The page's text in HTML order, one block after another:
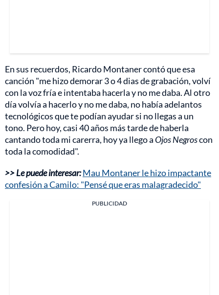
En sus recuerdos, Ricardo Montaner contó que esa
canción "me hizo demorar 3 o 4 dias de grabación, volví
con la voz fría e intentaba hacerla y no me daba. Al otro
día volvía a hacerlo y no me daba, no había adelantos
tecnológicos que te podían ayudar si no llegas a un
tono. Pero hoy, casi 40 años más tarde de haberla
cantando toda mi carerra, hoy ya llego a Ojos Negroscon
toda la comodidad".
>> Le puede interesar:Mau Montaner le hizo impactante
confesión a Camilo: "Pensé que eras malagradecido"
PUBLICIDAD